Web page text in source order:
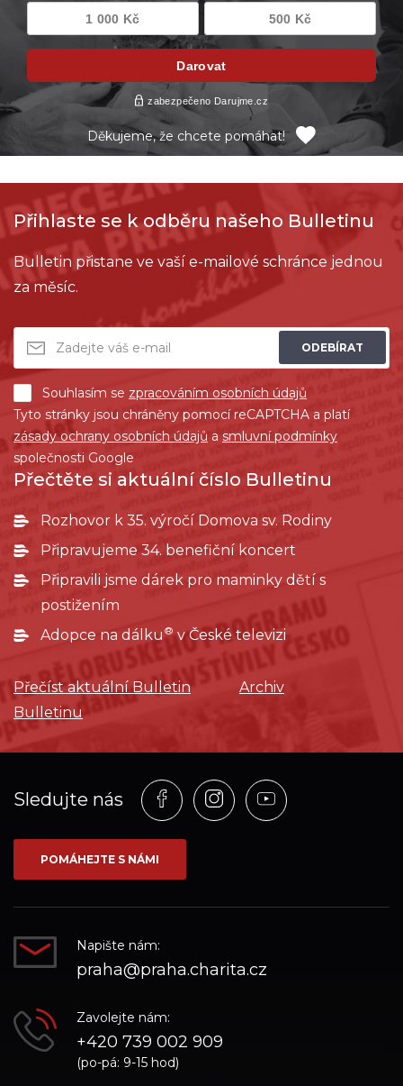
Děkujeme, že chcete pomáhat!
Přihlaste se k odběru našeho Bulletinu
Bulletin přistane ve vaší e-mailové schránce jednou
za měsíc.
ODEBÍRAT
Souhlasím se zpracováním osobních údajů
Tyto stránky jsou chráněny pomocí reCAPTCHA a platí
zásady ochrany osobních údajů a smluvní podmínky
společnosti Google
Přečtěte si aktuální číslo Bulletinu
Rozhovor k 35. výročí Domova sv. Rodiny
Připravujeme 34. benefiční koncert
Připravili jsme dárek pro maminky dětí s
postižením
Adopce na dálku ®v České televizi
Přečíst aktuální Bulletin
Archiv
Bulletinu
Sledujte nás
Profil
na
síti_Facebook
Profil
na
Profil
na
POMÁHEJTE S NÁMI
Napište nám:
praha@praha.charita.cz
Zavolejte nám:
+420 739 002 909
(po-pá: 9-15 hod)